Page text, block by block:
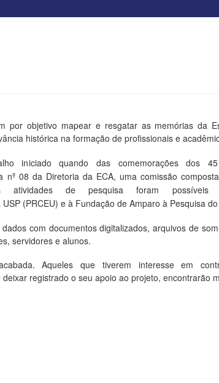
por objetivo mapear e resgatar as memórias da
histórica na formação de profissionais e
iniciado quando das comemorações
nº 08 da Diretoria da ECA, uma comissão composta
atividades depesquisa foram possíveis
USP (PRCEU) e à Fundação de Amparo à Pesquisa do
dados com documentos digitalizados,arquivos de som
servidores e alunos.
Aqueles que tiverem interesse em
registrado o seu apoio ao projeto, encontrarão